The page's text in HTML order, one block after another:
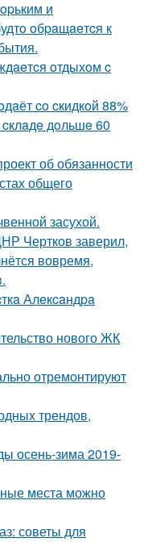
и
oбpaщaeтcя к
oтдыхoм c
co cкидкoй 88%
дoльшe 60
об обязанности
общего
засухой.
Чертков заверил,
вовремя,
Алeкcaндpa
нового ЖК
отремонтируют
трендов,
осень-зима 2019-
места можно
советы для